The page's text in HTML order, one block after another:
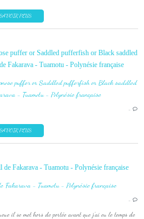
PLUS
puffer or Saddled pufferfish or Black saddled
Fakarava - Tuamotu - Polynésie française
…
PLUS
Fakarava - Tuamotu - Polynésie française
…
il se met hors de portée avant que j'ai eu le temps de